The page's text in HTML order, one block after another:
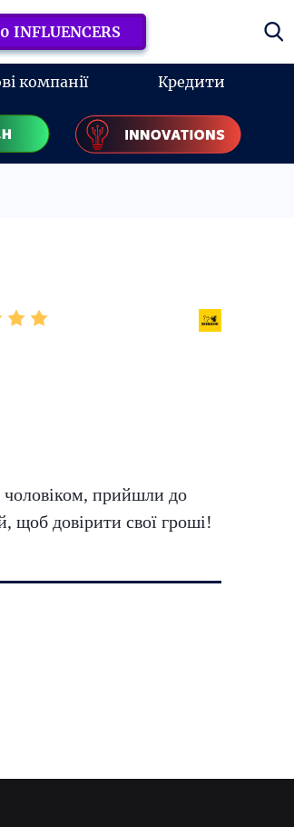
INFLUENCERS
компанії Кредити
чоловіком, прийшли до
щоб довірити свої гроші!